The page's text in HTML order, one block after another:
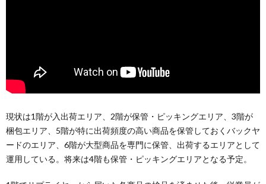
現状は1階が入出荷エリア、2階が保管・ピッキングエリア、3階が
梱包エリア、5階が特に出荷頻度の高い商品を保管しておくバックヤ
ードのエリア、6階が大型商品を専門に保管、出荷するエリアとして
運用している。将来は4階も保管・ピッキングエリアとなる予定。